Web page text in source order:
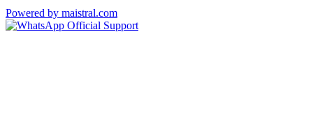
Powered by maistral.com